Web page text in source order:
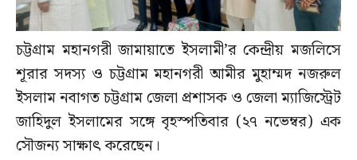
চট্টগ্রাম মহানগরী জামায়াতে ইসলামী’র কেন্দ্রীয় মজলিসে
শূরার সদস্য ও চট্টগ্রাম মহানগরী আমীর মুহাম্মদ নজরুল
ইসলাম নবাগত চট্টগ্রাম জেলা প্রশাসক ও জেলা ম্যাজিস্ট্রেট
জাহিদুল ইসলামের সঙ্গে বৃহস্পতিবার (২৭ নভেম্বর) এক
সৌজন্য সাক্ষাৎ করেছেন।